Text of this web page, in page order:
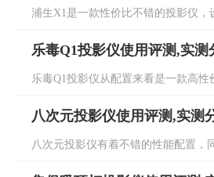
浦生X1是一款性价比不错的投影仪
乐毒Q1投影仪使用评测,实
乐毒Q1投影仪从配置来看是一款高
八次元投影仪使用评测,实测
八次元投影仪有着不错的性能配置